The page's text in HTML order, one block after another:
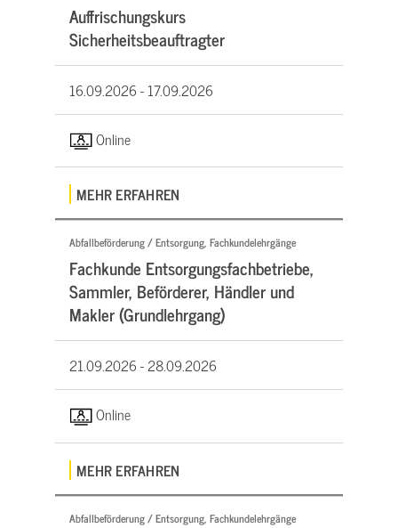
Auffrischungskurs
Sicherheitsbeauftragter
16.09.2026 -17.09.2026
Online
MEHR ERFAHREN
Abfallbeförderung / Entsorgung, Fachkundelehrgänge
Fachkunde Entsorgungsfachbetriebe,
Sammler, Beförderer, Händler und
Makler (Grundlehrgang)
21.09.2026 -28.09.2026
Online
MEHR ERFAHREN
Abfallbeförderung / Entsorgung, Fachkundelehrgänge